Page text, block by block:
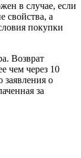
в случае, если
свойства, а
покупки
Возврат
чем через 10
заявления о
за